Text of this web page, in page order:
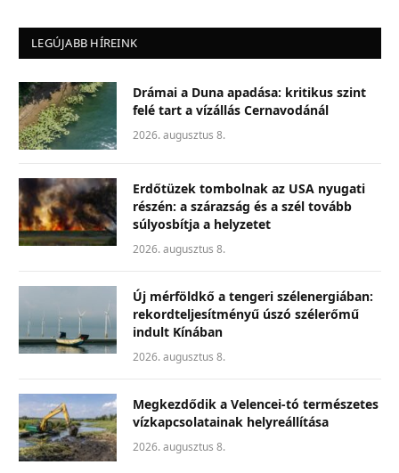
LEGÚJABB HÍREINK
Drámai a Duna apadása: kritikus szint
felé tart a vízállás Cernavodánál
2026. augusztus 8.
Erdőtüzek tombolnak az USA nyugati
részén: a szárazság és a szél tovább
súlyosbítja a helyzetet
2026. augusztus 8.
Új mérföldkő a tengeri szélenergiában:
rekordteljesítményű úszó szélerőmű
indult Kínában
2026. augusztus 8.
Megkezdődik a Velencei-tó természetes
vízkapcsolatainak helyreállítása
2026. augusztus 8.